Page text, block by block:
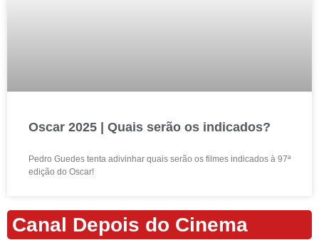
Oscar 2025 | Quais serão os indicados?
Pedro Guedes tenta adivinhar quais serão os filmes indicados à 97ª
edição do Oscar!
Canal Depois do Cinema